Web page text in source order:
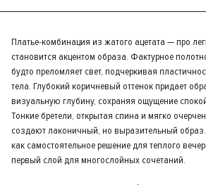
Платье-комбинация из жатого ацетата — про
становится акцентом образа. Фактурное
будто преломляет свет, подчеркивая
тела. Глубокий коричневый оттенок придает
визуальную глубину, сохраняя ощущение
Тонкие бретели, открытая спина и мягко
создают лаконичный, но выразительный
как самостоятельное решение для теплого
первый слой для многослойных сочетаний.